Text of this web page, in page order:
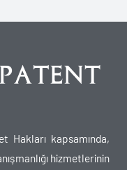
Hakları kapsamında,
hizmetlerinin